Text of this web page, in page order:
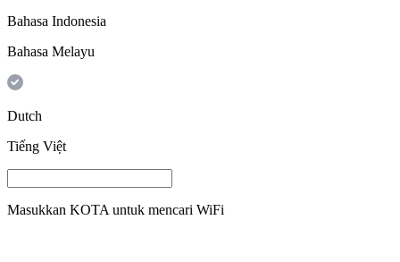
Bahasa Indonesia
Bahasa Melayu
Dutch
Tiếng Việt
Masukkan KOTA untuk mencari WiFi